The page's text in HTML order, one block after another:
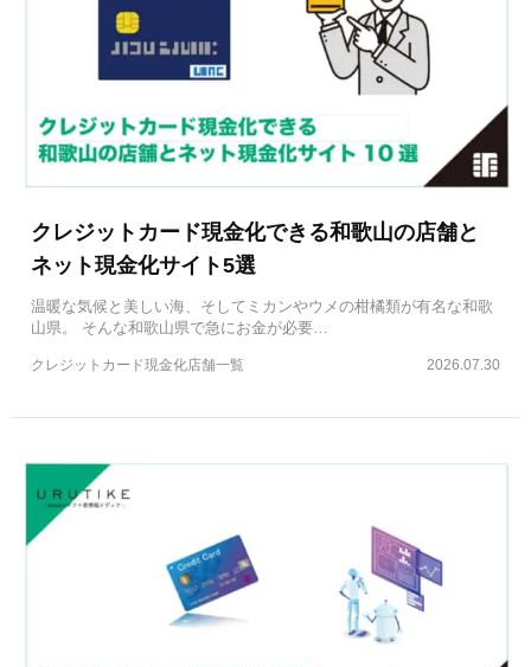
クレジットカード現金化できる和歌山の店舗と
ネット現金化サイト5選
温暖な気候と美しい海、そしてミカンやウメの柑橘類が有名な和歌
山県。 そんな和歌山県で急にお金が必要…
2026.07.30
クレジットカード現金化店舗一覧